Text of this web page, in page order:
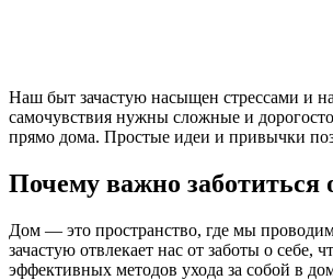
Наш быт зачастую насыщен стрессами и
самочувствия нужны сложные и
прямо дома. Простые идеи и привычки
Почему важно заботиться
Дом — это пространство, где мы
зачастую отвлекает нас от заботы о
эффективных методов ухода за собой в